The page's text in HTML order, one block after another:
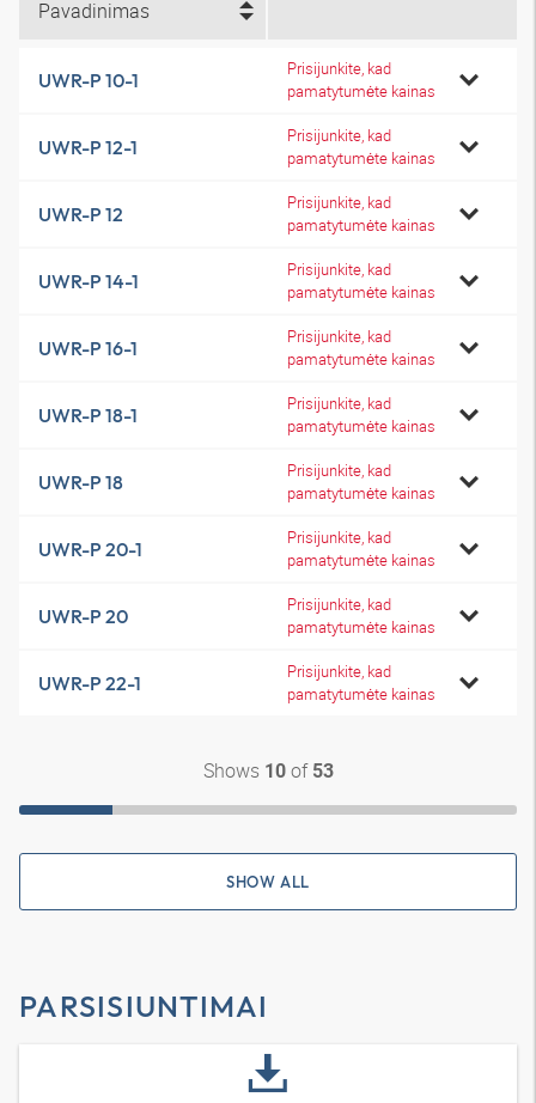
Pavadinimas
UWR-P 10-1
Prisijunkite, kad
pamatytumėte kainas
UWR-P 12-1
Prisijunkite, kad
pamatytumėte kainas
UWR-P 12
Prisijunkite, kad
pamatytumėte kainas
UWR-P 14-1
Prisijunkite, kad
pamatytumėte kainas
UWR-P 16-1
Prisijunkite, kad
pamatytumėte kainas
UWR-P 18-1
Prisijunkite, kad
pamatytumėte kainas
UWR-P 18
Prisijunkite, kad
pamatytumėte kainas
UWR-P 20-1
Prisijunkite, kad
pamatytumėte kainas
UWR-P 20
Prisijunkite, kad
pamatytumėte kainas
UWR-P 22-1
Prisijunkite, kad
pamatytumėte kainas
Shows 10of 53
SHOW ALL
PARSISIUNTIMAI